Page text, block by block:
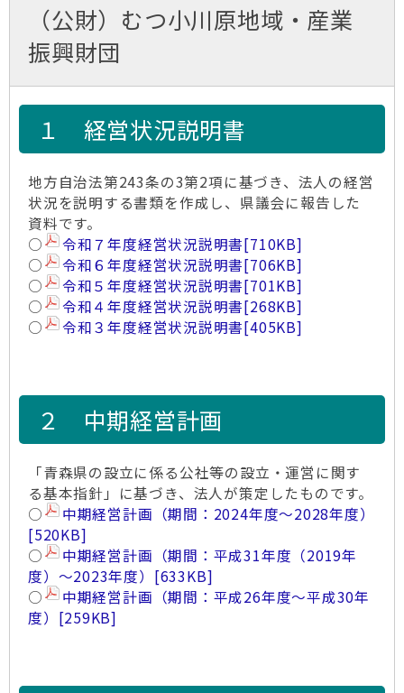
（公財）むつ小川原地域・産業
振興財団
１ 経営状況説明書
地方自治法第243条の3第2項に基づき、法人の経営
状況を説明する書類を作成し、県議会に報告した
資料です。
○
令和７年度経営状況説明書[710KB]
○
令和６年度経営状況説明書[706KB]
○
令和５年度経営状況説明書[701KB]
○
令和４年度経営状況説明書[268KB]
○
令和３年度経営状況説明書[405KB]
２ 中期経営計画
「青森県の設立に係る公社等の設立・運営に関す
る基本指針」に基づき、法人が策定したものです。
○
中期経営計画（期間：2024年度～2028年度）
[520KB]
○
中期経営計画（期間：平成31年度（2019年
度）～2023年度） [633KB]
○
中期経営計画（期間：平成26年度～平成30年
度） [259KB]